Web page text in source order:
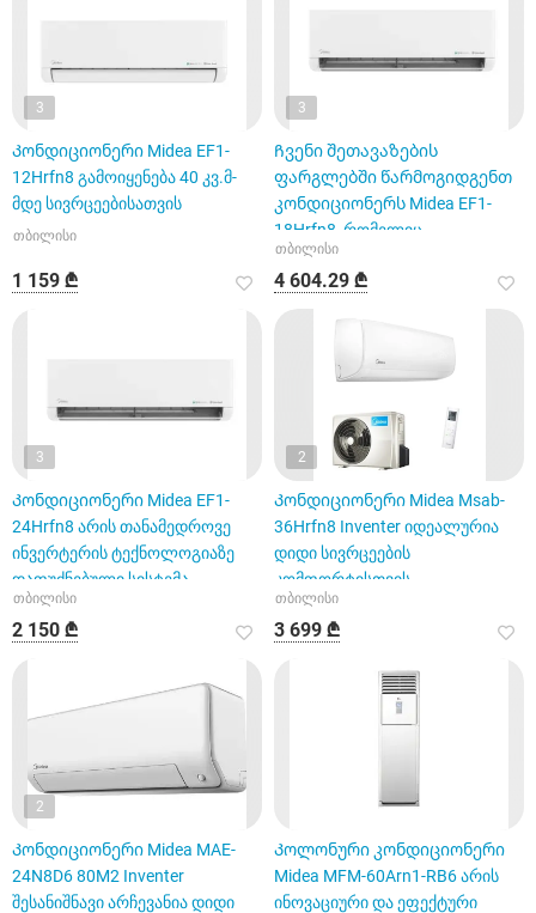
3
Კონდიციონერი Midea EF1-
12Hrfn8 გამოიყენება 40 კვ.მ-
მდე სივრცეებისათვის
თბილისი
1 159 ₾
3
Ჩვენი შეთავაზების
ფარგლებში წარმოგიდგენთ
კონდიციონერს Midea EF1-
18Hrfn8, რომელიც
განკუთვნილია 60 კვ.
თბილისი
4 604.29 ₾
3
Კონდიციონერი Midea EF1-
24Hrfn8 არის თანამედროვე
ინვერტერის ტექნოლოგიაზე
დაფუძნებული სისტემა
თბილისი
2 150 ₾
2
Კონდიციონერი Midea Msab-
36Hrfn8 Inventer იდეალურია
დიდი სივრცეების
კომფორტისთვის
თბილისი
3 699 ₾
2
Კონდიციონერი Midea MAE-
24N8D6 80M2 Inventer
შესანიშნავი არჩევანია დიდი
Კოლონური კონდიციონერი
Midea MFM-60Arn1-RB6 არის
ინოვაციური და ეფექტური